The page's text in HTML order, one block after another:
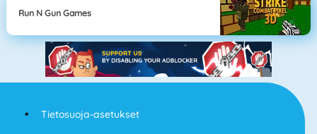
Run N Gun Games
Tietosuoja-asetukset